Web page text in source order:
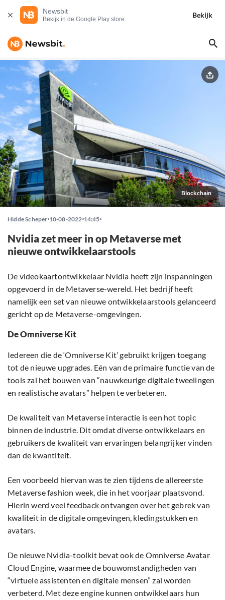
Newsbit
Bekijk in de Google Play store
Bekijk
Blockchain
Hidde Scheper 10-08-2022 14:45
Nvidia zet meer in op Metaverse met
nieuwe ontwikkelaarstools
De videokaartontwikkelaar Nvidia heeft zijn inspanningen
opgevoerd in de Metaverse-wereld. Het bedrijf heeft
namelijk een set van nieuwe ontwikkelaarstools gelanceerd
gericht op de Metaverse-omgevingen.
De Omniverse Kit
Iedereen die de ‘Omniverse Kit’ gebruikt krijgen toegang
tot de nieuwe upgrades. Eén van de primaire functie van de
tools zal het bouwen van “nauwkeurige digitale tweelingen
en realistische avatars” helpen te verbeteren.
De kwaliteit van Metaverse interactie is een hot topic
binnen de industrie. Dit omdat diverse ontwikkelaars en
gebruikers de kwaliteit van ervaringen belangrijker vinden
dan de kwantiteit.
Een voorbeeld hiervan was te zien tijdens de allereerste
Metaverse fashion week, die in het voorjaar plaatsvond.
Hierin werd veel feedback ontvangen over het gebrek van
kwaliteit in de digitale omgevingen, kledingstukken en
avatars.
De nieuwe Nvidia-toolkit bevat ook de Omniverse Avatar
Cloud Engine, waarmee de bouwomstandigheden van
“virtuele assistenten en digitale mensen” zal worden
verbeterd. Met deze engine kunnen ontwikkelaars hun